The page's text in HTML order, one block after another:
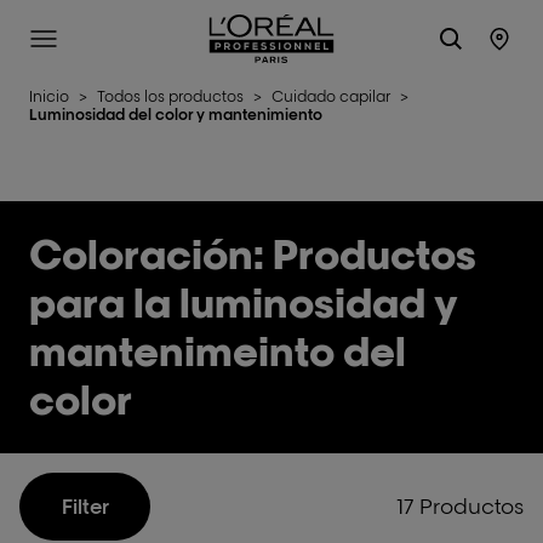
L'Oréal Professionnel Paris
Site Menu
Inicio > Todos los productos > Cuidado capilar >
Luminosidad del color y mantenimiento
Coloración: Productos
para la luminosidad y
mantenimeinto del
color
Filter 17 Productos